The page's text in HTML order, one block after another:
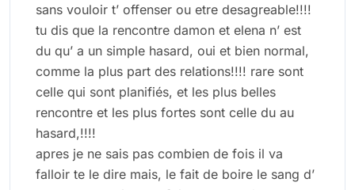
sans vouloir t’ offenser ou etre desagreable!!!!
tu dis que la rencontre damon et elena n’ est
du qu’ a un simple hasard, oui et bien normal,
comme la plus part des relations!!!! rare sont
celle qui sont planifiés, et les plus belles
rencontre et les plus fortes sont celle du au
hasard,!!!!
apres je ne sais pas combien de fois il va
falloir te le dire mais, le fait de boire le sang d’